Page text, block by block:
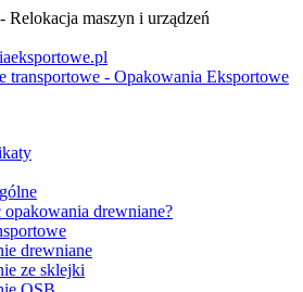
Relokacja maszyn i urządzeń
opakowania drewniane?
drewniane
ze sklejki